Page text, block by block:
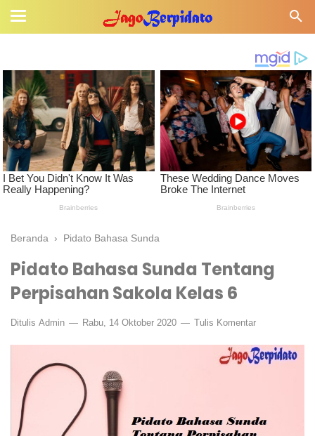
Beranda › Pidato Bahasa Sunda
Pidato Bahasa Sunda Tentang
Perpisahan Sakola Kelas 6
Ditulis Admin Rabu, 14 Oktober 2020 Tulis Komentar